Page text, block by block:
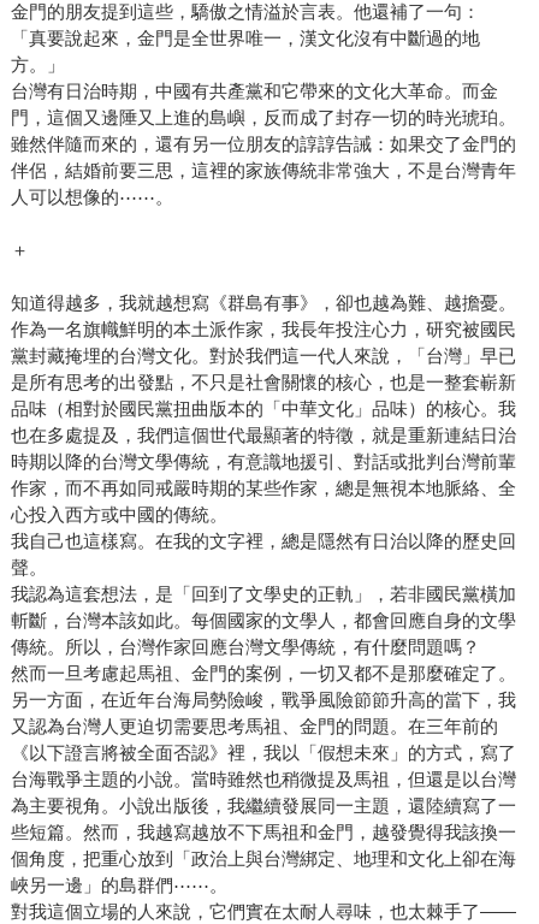
金門的朋友提到這些，驕傲之情溢於言表。他還補了一句：
「真要說起來，金門是全世界唯一，漢文化沒有中斷過的地
方。」
台灣有日治時期，中國有共產黨和它帶來的文化大革命。而金
門，這個又邊陲又上進的島嶼，反而成了封存一切的時光琥珀。
雖然伴隨而來的，還有另一位朋友的諄諄告誡：如果交了金門的
伴侶，結婚前要三思，這裡的家族傳統非常強大，不是台灣青年
人可以想像的⋯⋯。
＋
知道得越多，我就越想寫《群島有事》，卻也越為難、越擔憂。
作為一名旗幟鮮明的本土派作家，我長年投注心力，研究被國民
黨封藏掩埋的台灣文化。對於我們這一代人來說，「台灣」早已
是所有思考的出發點，不只是社會關懷的核心，也是一整套嶄新
品味（相對於國民黨扭曲版本的「中華文化」品味）的核心。我
也在多處提及，我們這個世代最顯著的特徵，就是重新連結日治
時期以降的台灣文學傳統，有意識地援引、對話或批判台灣前輩
作家，而不再如同戒嚴時期的某些作家，總是無視本地脈絡、全
心投入西方或中國的傳統。
我自己也這樣寫。在我的文字裡，總是隱然有日治以降的歷史回
聲。
我認為這套想法，是「回到了文學史的正軌」，若非國民黨橫加
斬斷，台灣本該如此。每個國家的文學人，都會回應自身的文學
傳統。所以，台灣作家回應台灣文學傳統，有什麼問題嗎？
然而一旦考慮起馬祖、金門的案例，一切又都不是那麼確定了。
另一方面，在近年台海局勢險峻，戰爭風險節節升高的當下，我
又認為台灣人更迫切需要思考馬祖、金門的問題。在三年前的
《以下證言將被全面否認》裡，我以「假想未來」的方式，寫了
台海戰爭主題的小說。當時雖然也稍微提及馬祖，但還是以台灣
為主要視角。小說出版後，我繼續發展同一主題，還陸續寫了一
些短篇。然而，我越寫越放不下馬祖和金門，越發覺得我該換一
個角度，把重心放到「政治上與台灣綁定、地理和文化上卻在海
峽另一邊」的島群們⋯⋯。
對我這個立場的人來說，它們實在太耐人尋味，也太棘手了——